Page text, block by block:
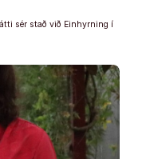
sér stað við Einhyrning í